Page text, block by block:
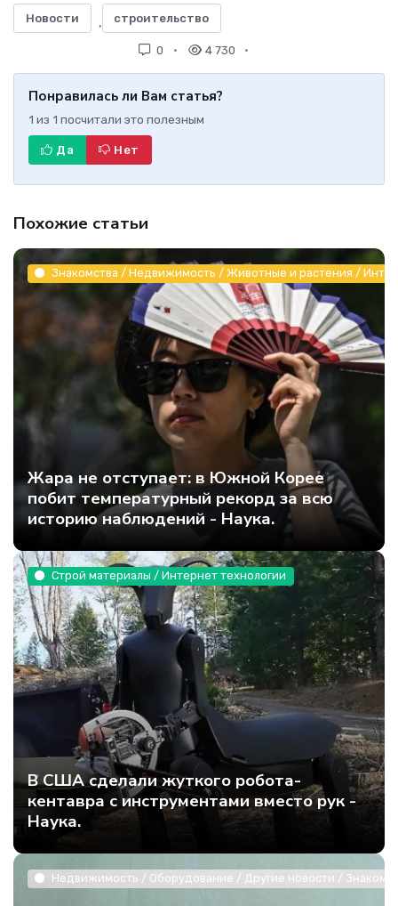
Новости , строительство
0 4 730
Понравилась ли Вам статья?
1 из 1 посчитали это полезным
Да Нет
Похожие статьи
Знакомства / Недвижимость / Животные и растения /
Жара не отступает: в Южной Корее
побит температурный рекорд за всю
историю наблюдений - Наука.
Строй материалы / Интернет технологии
В США сделали жуткого робота-
кентавра с инструментами вместо рук -
Наука.
Недвижимость / Оборудование / Другие новости /